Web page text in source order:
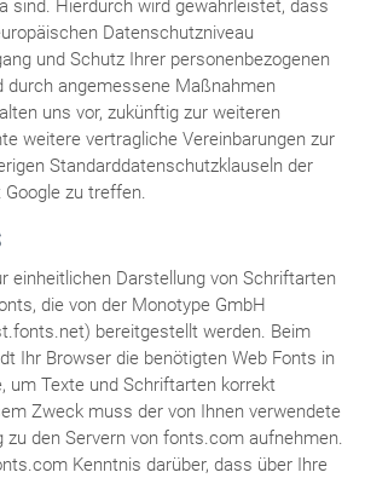
sind. Hierdurch wird gewährleistet, dass
Datenschutzniveau
und Schutz Ihrer personenbezogenen
durch angemessene Maßnahmen
uns vor, zukünftig zur weiteren
weitere vertragliche Vereinbarungen zur
Standarddatenschutzklauseln der
zu treffen.
einheitlichen Darstellung von Schriftarten
die von der Monotype GmbH
bereitgestellt werden. Beim
Ihr Browser die benötigten Web Fonts in
um Texte und Schriftarten korrekt
Zweck muss der von Ihnen verwendete
zu den Servern von fonts.com aufnehmen.
Kenntnis darüber, dass über Ihre